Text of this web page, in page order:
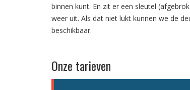
binnen kunt. En zit er een sleutel
weer uit. Als dat niet lukt kunnen we de
beschikbaar.
Onze tarieven